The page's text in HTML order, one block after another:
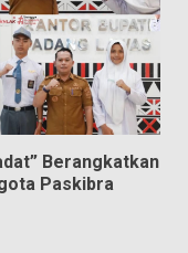
Berangkatkan
Paskibra